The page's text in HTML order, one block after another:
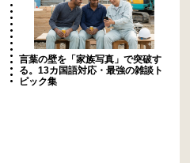
言葉の壁を「家族写真」で突破す
る。13カ国語対応・最強の雑談ト
ピック集